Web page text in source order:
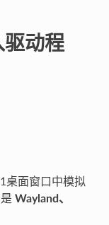
动程
桌面窗口中模拟
Wayland、